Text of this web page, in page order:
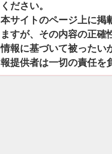
ください。
本サイトのページ上に掲
ますが、その内容の正
情報に基づいて被ったい
報提供者は一切の責任を